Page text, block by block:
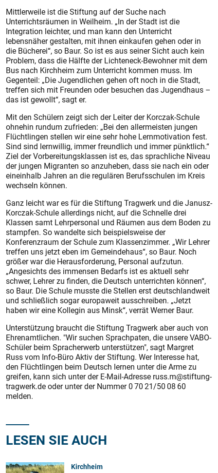
Mittlerweile ist die Stiftung auf der Suche nach
Unterrichtsräumen in Weilheim. „In der Stadt ist die
Integration leichter, und man kann den Unterricht
lebensnäher gestalten, mit ihnen einkaufen gehen oder in
die Bücherei“, so Baur. So ist es aus seiner Sicht auch kein
Problem, dass die Hälfte der Lichteneck-Bewohner mit dem
Bus nach Kirchheim zum Unterricht kommen muss. Im
Gegenteil: „Die Jugendlichen gehen oft noch in die Stadt,
treffen sich mit Freunden oder besuchen das Jugendhaus –
das ist gewollt“, sagt er.
Mit den Schülern zeigt sich der Leiter der Korczak-Schule
ohnehin rundum zufrieden: „Bei den allermeisten jungen
Flüchtlingen stellen wir eine sehr hohe Lernmotivation fest.
Sind sind lernwillig, immer freundlich und immer pünktlich.“
Ziel der Vorbereitungsklassen ist es, das sprachliche Niveau
der jungen Migranten so anzuheben, dass sie nach ein oder
eineinhalb Jahren an die regulären Berufsschulen im Kreis
wechseln können.
Ganz leicht war es für die Stiftung Tragwerk und die Janusz-
Korczak-Schule allerdings nicht, auf die Schnelle drei
Klassen samt Lehrpersonal und Räumen aus dem Boden zu
stampfen. So wandelte sich beispielsweise der
Konferenzraum der Schule zum Klassenzimmer. „Wir Lehrer
treffen uns jetzt eben im Gemeindehaus“, so Baur. Noch
größer war die Herausforderung, Personal aufzutun.
„Angesichts des immensen Bedarfs ist es aktuell sehr
schwer, Lehrer zu finden, die Deutsch unterrichten können“,
so Baur. Die Schule musste die Stellen erst deutschlandweit
und schließlich sogar europaweit ausschreiben. „Jetzt
haben wir eine Kollegin aus Minsk“, verrät Werner Baur.
Unterstützung braucht die Stiftung Tragwerk aber auch von
Ehrenamtlichen. "Wir suchen Sprachpaten, die unsere VABO-
Schüler beim Spracherwerb unterstützen", sagt Margret
Russ vom Info-Büro Aktiv der Stiftung. Wer Interesse hat,
den Flüchtlingen beim Deutsch lernen unter die Arme zu
greifen, kann sich unter der E-Mail-Adresse russ.m@stiftung-
tragwerk.de oder unter der Nummer 0 70 21/50 08 60
melden.
LESEN SIE AUCH
Kirchheim